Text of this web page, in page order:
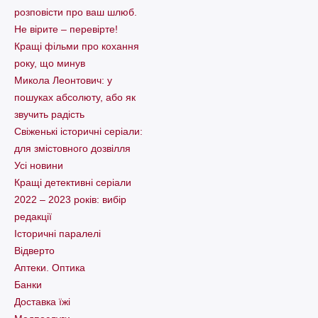
розповісти про ваш шлюб.
Не вірите – перевірте!
Кращі фільми про кохання
року, що минув
Микола Леонтович: у
пошуках абсолюту, або як
звучить радість
Свіженькі історичні серіали:
для змістовного дозвілля
Усі новини
Кращі детективні серіали
2022 – 2023 років: вибір
редакції
Історичні паралелі
Відверто
Аптеки. Оптика
Банки
Доставка їжі